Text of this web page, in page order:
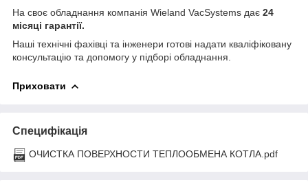
На своє обладнання компанія Wieland VacSystems дає 24
місяці гарантії.
Наші технічні фахівці та інженери готові надати кваліфіковану
консультацію та допомогу у підборі обладнання.
Приховати
Специфікація
ОЧИСТКА ПОВЕРХНОСТИ ТЕПЛООБМЕНА КОТЛА.pdf